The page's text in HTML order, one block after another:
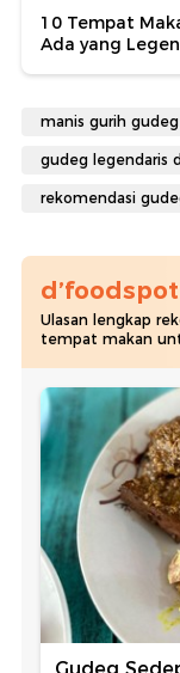
10 Tempat
Ada yang
manis gurih gudeg
gudeg legendaris
rekomendasi
Ulasan lengkap
tempat makan
Gudeg